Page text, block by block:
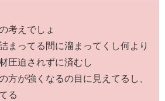
考えでしょ
まってる間に溜まってくし何より
圧迫されずに済むし
方が強くなるの目に見えてるし、
る